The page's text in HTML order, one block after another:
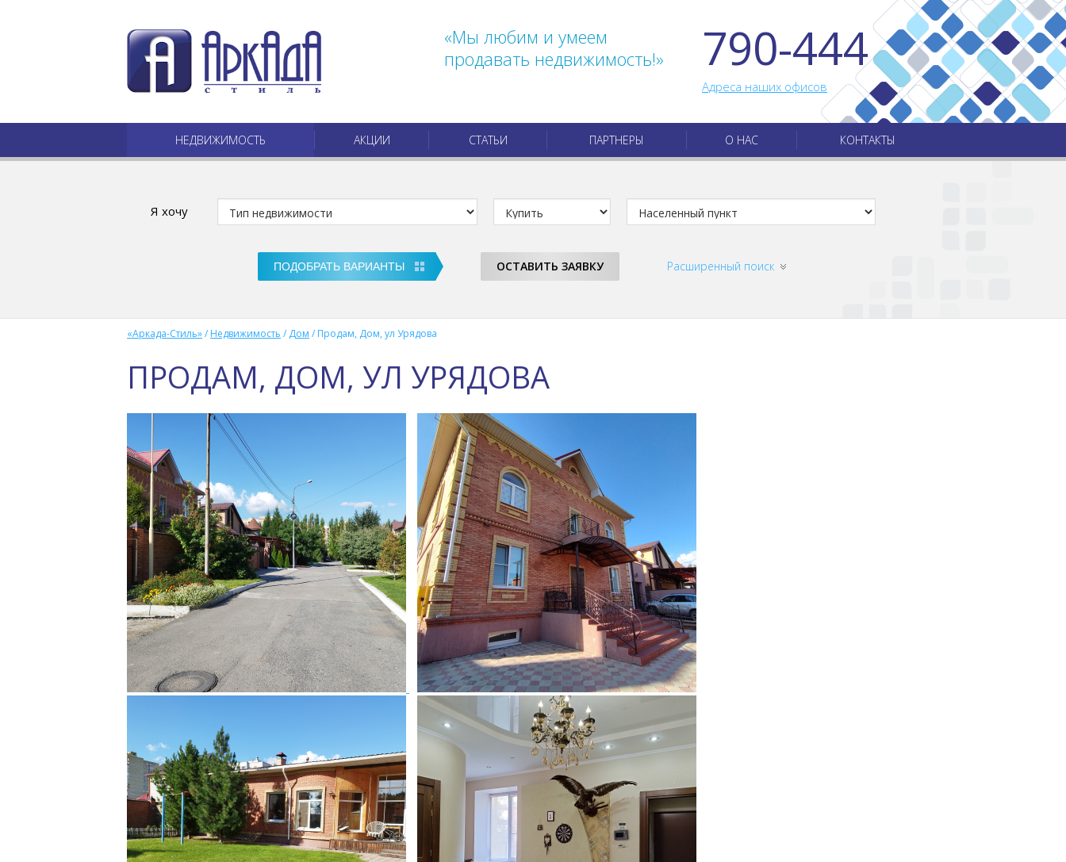
«Мы любим и умеем
продавать недвижимость!»
790-444
Адреса наших офисов
НЕДВИЖИМОСТЬ АКЦИИ СТАТЬИ ПАРТНЕРЫ О НАС КОНТАКТЫ
Я хочу
ОСТАВИТЬ ЗАЯВКУ Расширенный поиск
«Аркада-Стиль»/ Недвижимость / Дом / Продам, Дом, ул Урядова
ПРОДАМ, ДОМ, УЛ УРЯДОВА